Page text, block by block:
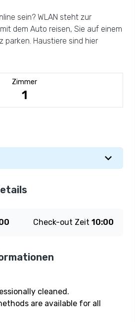
sein? WLAN steht zur
dem Auto reisen, Sie auf einem
parken. Haustiere sind hier
Zimmer
1
Check-out Zeit 10:00
cleaned.
are available for all